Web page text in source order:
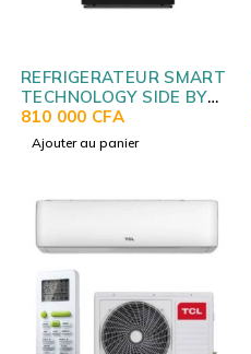
REFRIGERATEUR SMART
TECHNOLOGY SIDE BY
SIDE 4PORTES
DISTRIBUTEUR D'EAU
ET GLACON STR-
810 000 CFA
Ajouter au panier